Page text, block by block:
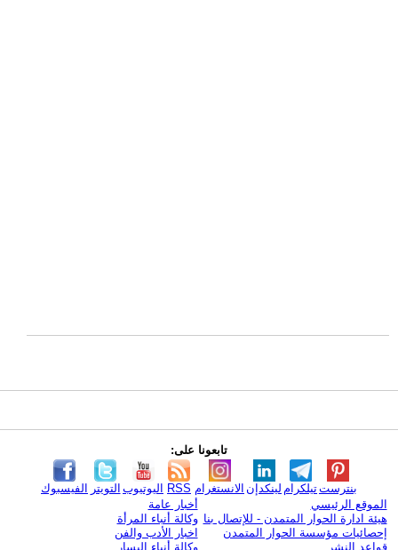
تابعونا على:
الفيسبوك التويتر اليوتيوب RSS الانستغرام لينكدإن تيلكرامبنترست
الموقع الرئيسي
هيئة ادارة الحوار المتمدن - للإتصال بنا
إحصائيات مؤسسة الحوار المتمدن
قواعد النشر
أخبار عامة
وكالة أنباء المرأة
اخبار الأدب والفن
وكالة أنباء اليسار